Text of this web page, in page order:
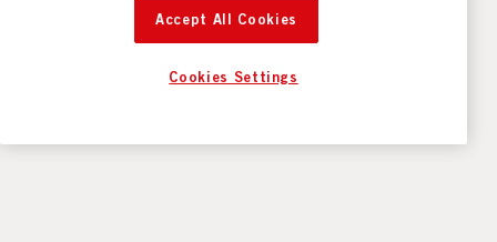
spegelvägg
dimbart ljus
Läs mer och bokahär.
Accept All Cookies
Cookies Settings